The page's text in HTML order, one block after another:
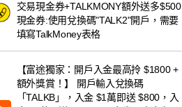
交易現金券+TALKMONY額外送多$500
現金券:使用兌換碼"TALK2"開戶，需要
填寫TalkMoney表格
【富途獨家：開戶入金最高拎 $1800 +
額外獎賞！】 開戶輸入兌換碼
「TALKB」，入金 $1萬即送 $800，入